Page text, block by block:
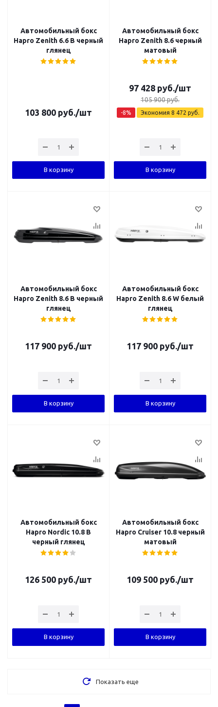
Автомобильный бокс
Hapro Zenith 6.6 B черный
глянец
103 800 руб./шт
В корзину
Автомобильный бокс
Hapro Zenith 8.6 черный
матовый
97 428 руб./шт
105 900руб.
-8% Экономия 8 472 руб.
В корзину
Автомобильный бокс
Hapro Zenith 8.6 B черный
глянец
117 900 руб./шт
В корзину
Автомобильный бокс
Hapro Zenith 8.6 W белый
глянец
117 900 руб./шт
В корзину
Автомобильный бокс
Hapro Nordic 10.8 B
черный глянец
126 500 руб./шт
В корзину
Автомобильный бокс
Hapro Cruiser 10.8 черный
матовый
109 500 руб./шт
В корзину
Показать еще